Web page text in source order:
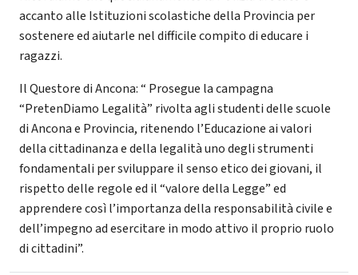
accanto alle Istituzioni scolastiche della Provincia per
sostenere ed aiutarle nel difficile compito di educare i
ragazzi.
Il Questore di Ancona: “ Prosegue la campagna
“PretenDiamo Legalità” rivolta agli studenti delle scuole
di Ancona e Provincia, ritenendo l’Educazione ai valori
della cittadinanza e della legalità uno degli strumenti
fondamentali per sviluppare il senso etico dei giovani, il
rispetto delle regole ed il “valore della Legge” ed
apprendere così l’importanza della responsabilità civile e
dell’impegno ad esercitare in modo attivo il proprio ruolo
di cittadini”.